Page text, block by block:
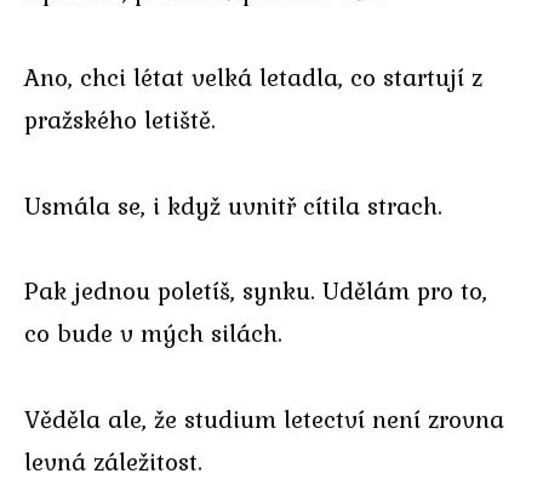
Ano, chci létat velká letadla, co startují z
pražského letiště.
Usmála se, i když uvnitř cítila strach.
Pak jednou poletíš, synku. Udělám pro to,
co bude v mých silách.
Věděla ale, že studium letectví není zrovna
levná záležitost.